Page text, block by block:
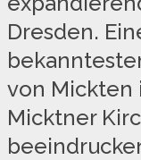
Dresden.
von Mickten
Micktner